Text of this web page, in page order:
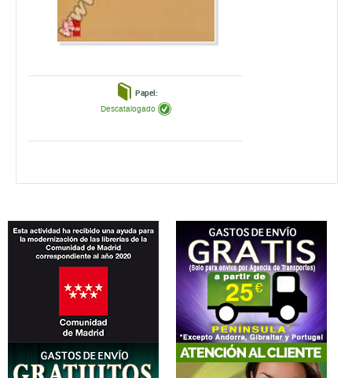
Papel:
Descatalogado